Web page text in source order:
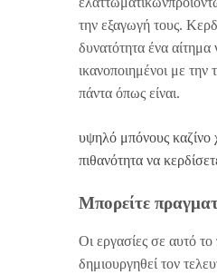
την εξαγωγή τους.
δυνατότητα ένα αίτημα
ικανοποιημένοι με
πάντα όπως είναι.
υψηλό μπόνους καζίνο
πιθανότητα να
Μπορείτε
Οι εργασίες σε αυτό
δημιουργηθεί τον